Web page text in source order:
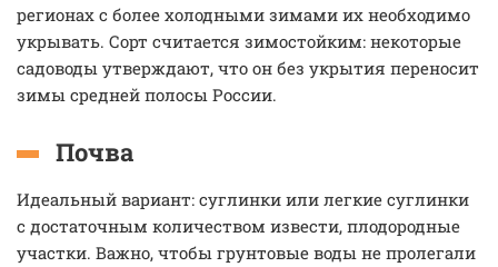
регионах с более холодными зимами их необходимо
укрывать. Сорт считается зимостойким: некоторые
садоводы утверждают, что он без укрытия переносит
зимы средней полосы России.
Почва
Идеальный вариант: суглинки или легкие суглинки
с достаточным количеством извести, плодородные
участки. Важно, чтобы грунтовые воды не пролегали